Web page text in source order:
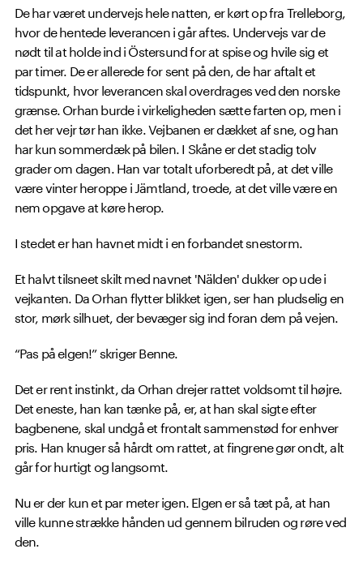
De har været undervejs hele natten, er kørt op fra Trelleborg,
hvor de hentede leverancen i går aftes. Undervejs var de
nødt til at holde ind i Östersund for at spise og hvile sig et
par timer. De er allerede for sent på den, de har aftalt et
tidspunkt, hvor leverancen skal overdrages ved den norske
grænse. Orhan burde i virkeligheden sætte farten op, men i
det her vejr tør han ikke. Vejbanen er dækket af sne, og han
har kun sommerdæk på bilen. I Skåne er det stadig tolv
grader om dagen. Han var totalt uforberedt på, at det ville
være vinter heroppe i Jämtland, troede, at det ville være en
nem opgave at køre herop.
I stedet er han havnet midt i en forbandet snestorm.
Et halvt tilsneet skilt med navnet 'Nälden' dukker op ude i
vejkanten. Da Orhan flytter blikket igen, ser han pludselig en
stor, mørk silhuet, der bevæger sig ind foran dem på vejen.
“Pas på elgen!” skriger Benne.
Det er rent instinkt, da Orhan drejer rattet voldsomt til højre.
Det eneste, han kan tænke på, er, at han skal sigte efter
bagbenene, skal undgå et frontalt sammenstød for enhver
pris. Han knuger så hårdt om rattet, at fingrene gør ondt, alt
går for hurtigt og langsomt.
Nu er der kun et par meter igen. Elgen er så tæt på, at han
ville kunne strække hånden ud gennem bilruden og røre ved
den.